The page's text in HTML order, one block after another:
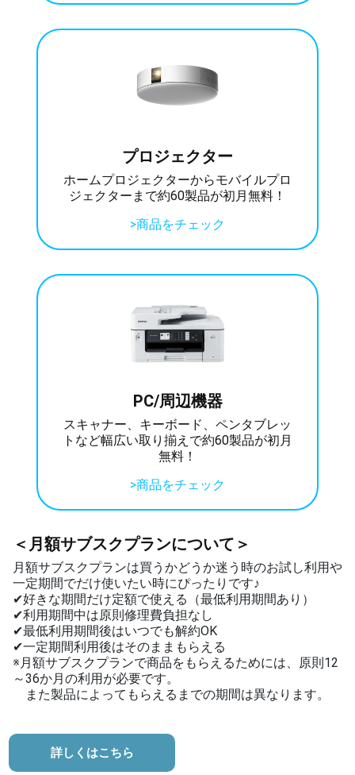
プロジェクター
ホームプロジェクターからモバイルプロ
ジェクターまで約60製品が初月無料！
>商品をチェック
PC/周辺機器
スキャナー、キーボード、ペンタブレッ
トなど幅広い取り揃えで約60製品が初月
無料！
>商品をチェック
＜月額サブスクプランについて＞
月額サブスクプランは買うかどうか迷う時のお試し利用や
一定期間でだけ使いたい時にぴったりです♪
✔好きな期間だけ定額で使える（最低利用期間あり）
✔利用期間中は原則修理費負担なし
✔最低利用期間後はいつでも解約OK
✔一定期間利用後はそのままもらえる
※月額サブスクプランで商品をもらえるためには、原則12
～36か月の利用が必要です。
また製品によってもらえるまでの期間は異なります。
詳しくはこちら